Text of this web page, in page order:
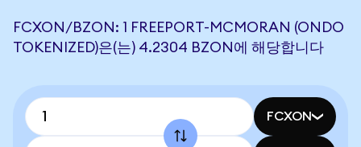
FCXON/BZON: 1 FREEPORT-MCMORAN (ONDO
TOKENIZED)은(는) 4.2304 BZON에 해당합니다
FCXON